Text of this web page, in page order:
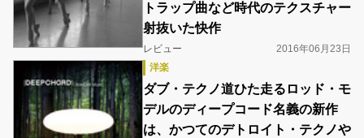
トラップ曲など時代のテクスチャー
射抜いた快作
レビュー
2016年06月23日
洋楽
ダブ・テクノ道ひた走るロッド・モ
デルのディープコード名義の新作
は、かつてのデトロイト・テクノや